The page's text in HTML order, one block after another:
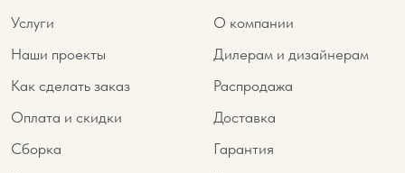
Услуги
О компании
Наши проекты
Дилерам и дизайнерам
Как сделать заказ
Распродажа
Оплата и скидки
Доставка
Сборка
Гарантия